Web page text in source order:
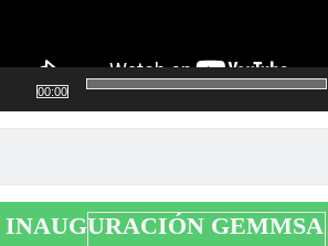
00:00
INAUGURACIÓN GEMMSA